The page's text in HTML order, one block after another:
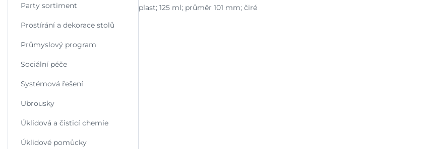
Party sortiment
Prostírání a dekorace stolů
Průmyslový program
Sociální péče
Systémová řešení
Ubrousky
Úklidová a čisticí chemie
Úklidové pomůcky
plast; 125 ml; průměr 101 mm; čiré